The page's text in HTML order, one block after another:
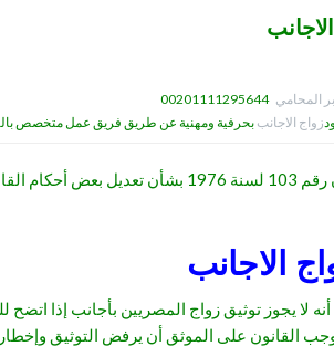
المحامي 00201111295644
زواج الاجانب بحرفية ومهنية عن طريق فريق عمل متخصص
الاجانب
لا يجوز توثيق زواج المصريين بأجانب إذا
القانون على الموثق أن يرفض التوثيق